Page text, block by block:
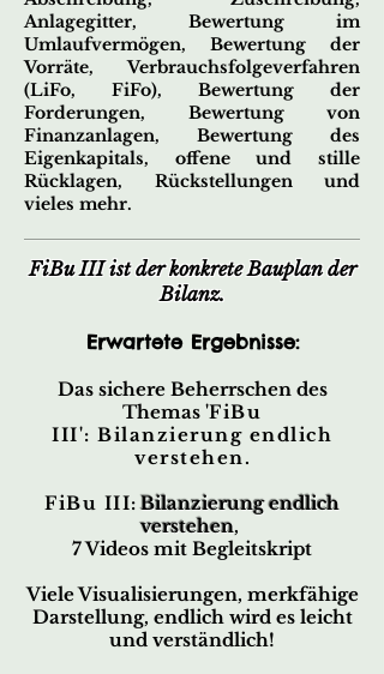
Anlagegitter, Bewertung im
Umlaufvermögen, Bewertung der
Vorräte, Verbrauchsfolgeverfahren
(LiFo, FiFo), Bewertung der
Forderungen, Bewertung von
Finanzanlagen, Bewertung des
Eigenkapitals, offene und stille
Rücklagen, Rückstellungen und
vieles mehr.
FiBu III ist der konkrete Bauplan der
Bilanz.
Erwartete Ergebnisse:
Das sichere Beherrschen des
Themas 'FiBu
III': Bilanzierung endlich
verstehen.
FiBu III:Bilanzierung endlich
verstehen,
7 Videos mit Begleitskript
Viele Visualisierungen, merkfähige
Darstellung, endlich wird es leicht
und verständlich!